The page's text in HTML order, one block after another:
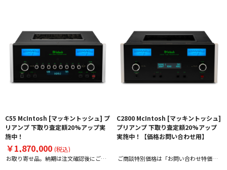
C55 McIntosh [マッキントッシュ] プ
リアンプ 下取り査定額20%アップ実
施中！
￥1,870,000 (税込)
お取り寄せ品。納期は注文確認後にご案
C2800 McIntosh [マッキントッシュ]
プリアンプ 下取り査定額20%アップ
実施中！【価格お問い合わせ用】
ご商談特別価格は「お問い合わせ特価」